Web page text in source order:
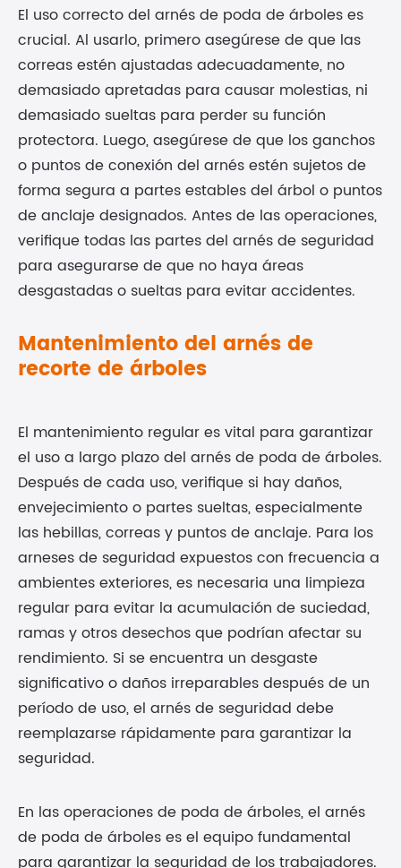
El uso correcto del arnés de poda de árboles es
crucial. Al usarlo, primero asegúrese de que las
correas estén ajustadas adecuadamente, no
demasiado apretadas para causar molestias, ni
demasiado sueltas para perder su función
protectora. Luego, asegúrese de que los ganchos
o puntos de conexión del arnés estén sujetos de
forma segura a partes estables del árbol o puntos
de anclaje designados. Antes de las operaciones,
verifique todas las partes del arnés de seguridad
para asegurarse de que no haya áreas
desgastadas o sueltas para evitar accidentes.
Mantenimiento del arnés de
recorte de árboles
El mantenimiento regular es vital para garantizar
el uso a largo plazo del arnés de poda de árboles.
Después de cada uso, verifique si hay daños,
envejecimiento o partes sueltas, especialmente
las hebillas, correas y puntos de anclaje. Para los
arneses de seguridad expuestos con frecuencia a
ambientes exteriores, es necesaria una limpieza
regular para evitar la acumulación de suciedad,
ramas y otros desechos que podrían afectar su
rendimiento. Si se encuentra un desgaste
significativo o daños irreparables después de un
período de uso, el arnés de seguridad debe
reemplazarse rápidamente para garantizar la
seguridad.
En las operaciones de poda de árboles, el arnés
de poda de árboles es el equipo fundamental
para garantizar la seguridad de los trabajadores.